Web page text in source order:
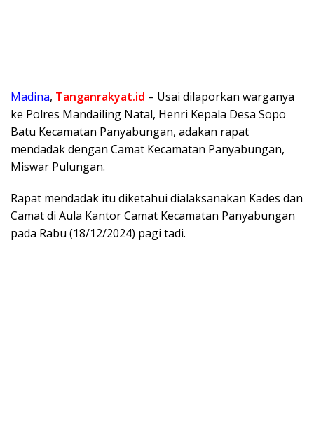
Madina, Tanganrakyat.id – Usai dilaporkan warganya
ke Polres Mandailing Natal, Henri Kepala Desa Sopo
Batu Kecamatan Panyabungan, adakan rapat
mendadak dengan Camat Kecamatan Panyabungan,
Miswar Pulungan.
Rapat mendadak itu diketahui dialaksanakan Kades dan
Camat di Aula Kantor Camat Kecamatan Panyabungan
pada Rabu (18/12/2024) pagi tadi.